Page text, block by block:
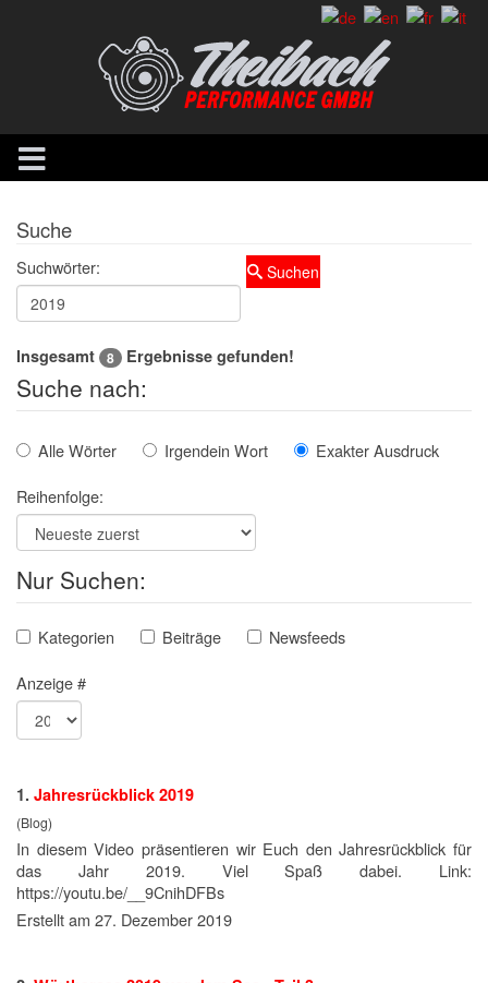
Suche
Suchwörter: Suchen
Insgesamt 8 Ergebnisse gefunden!
Suche nach:
Alle Wörter Irgendein Wort
Exakter Ausdruck
Reihenfolge:
Nur Suchen:
Kategorien Beiträge
Newsfeeds
Anzeige #
1. Jahresrückblick 2019
(Blog)
In diesem Video präsentieren wir Euch den Jahresrückblick für
das Jahr 2019. Viel Spaß dabei. Link:
https://youtu.be/__9CnihDFBs
Erstellt am 27. Dezember 2019